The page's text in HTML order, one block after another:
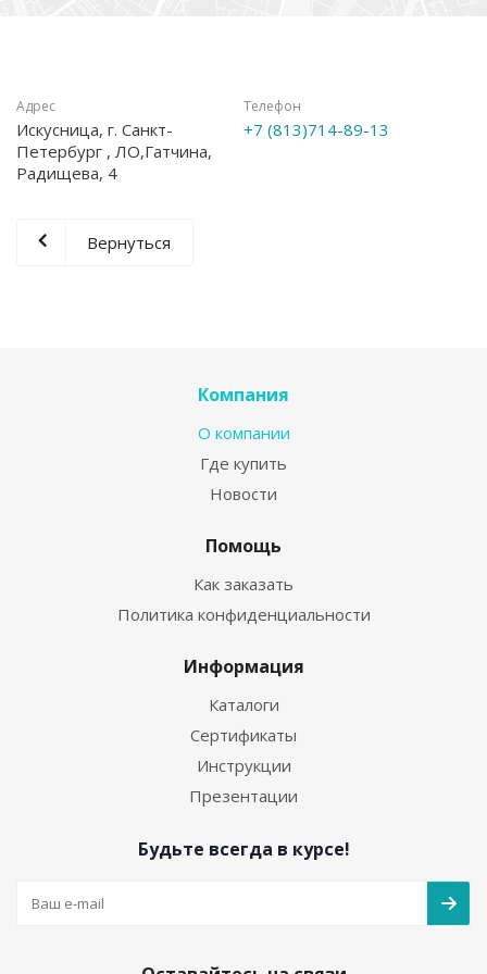
Адрес
Искусница, г. Санкт-
Петербург , ЛО,Гатчина,
Радищева, 4
Телефон
+7 (813)714-89-13
Вернуться
Компания
О компании
Где купить
Новости
Помощь
Как заказать
Политика конфиденциальности
Информация
Каталоги
Сертификаты
Инструкции
Презентации
Будьте всегда в курсе!